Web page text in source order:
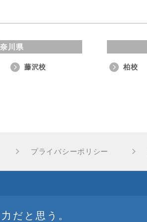
川県
藤沢校
柏校
プライバシーポリシー
だと思う。